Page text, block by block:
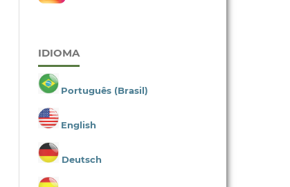
IDIOMA
Português (Brasil)
English
Deutsch